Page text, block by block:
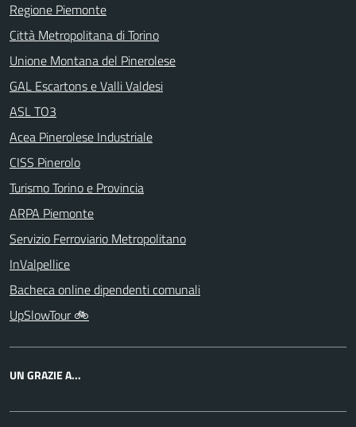
Regione Piemonte
Città Metropolitana di Torino
Unione Montana del Pinerolese
GAL Escartons e Valli Valdesi
ASL TO3
Acea Pinerolese Industriale
CISS Pinerolo
Turismo Torino e Provincia
ARPA Piemonte
Servizio Ferroviario Metropolitano
InValpellice
Bacheca online dipendenti comunali
UpSlowTour 🚲
UN GRAZIE A...